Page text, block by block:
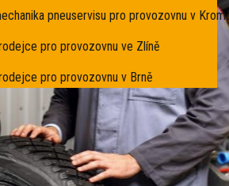
pneuservisu pro provozovnu v
pro provozovnu ve Zlíně
pro provozovnu v Brně